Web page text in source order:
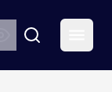
Search